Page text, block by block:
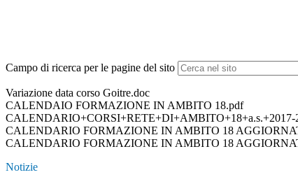
Campo di ricerca per le pagine del sito
Variazione data corso Goitre.doc
CALENDAIO FORMAZIONE IN AMBITO 18.pdf
CALENDARIO FORMAZIONE IN AMBITO 18
CALENDARIO FORMAZIONE IN AMBITO 18
Notizie